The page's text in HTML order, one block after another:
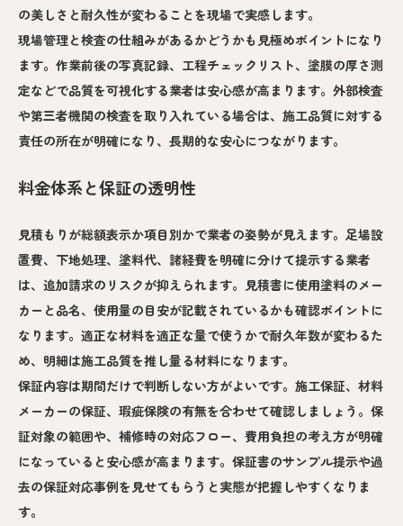
の美しさと耐久性が変わることを現場で実感します。
現場管理と検査の仕組みがあるかどうかも見極めポイントになり
ます。作業前後の写真記録、工程チェックリスト、塗膜の厚さ測
定などで品質を可視化する業者は安心感が高まります。外部検査
や第三者機関の検査を取り入れている場合は、施工品質に対する
責任の所在が明確になり、長期的な安心につながります。
料金体系と保証の透明性
見積もりが総額表示か項目別かで業者の姿勢が見えます。足場設
置費、下地処理、塗料代、諸経費を明確に分けて提示する業者
は、追加請求のリスクが抑えられます。見積書に使用塗料のメー
カーと品名、使用量の目安が記載されているかも確認ポイントに
なります。適正な材料を適正な量で使うかで耐久年数が変わるた
め、明細は施工品質を推し量る材料になります。
保証内容は期間だけで判断しない方がよいです。施工保証、材料
メーカーの保証、瑕疵保険の有無を合わせて確認しましょう。保
証対象の範囲や、補修時の対応フロー、費用負担の考え方が明確
になっていると安心感が高まります。保証書のサンプル提示や過
去の保証対応事例を見せてもらうと実態が把握しやすくなりま
す。